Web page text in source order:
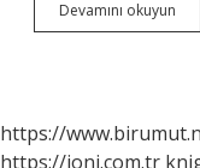
Devamını okuyun
https://
https://ioni.com.tr